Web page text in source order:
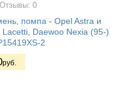
Отзывы: 0
помпа - Opel Astra и
Daewoo Nexia (95-)
2
руб.